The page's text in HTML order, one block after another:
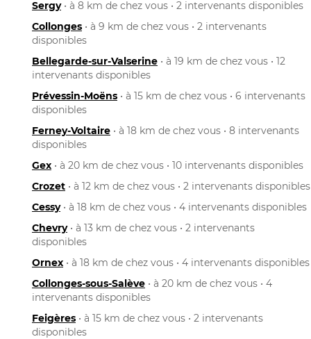
Sergy• à 8 km de chez vous • 2 intervenants disponibles
Collonges • à 9 km de chez vous • 2 intervenants
disponibles
Bellegarde-sur-Valserine • à 19 km de chez vous • 12
intervenants disponibles
Prévessin-Moëns • à 15 km de chez vous • 6 intervenants
disponibles
Ferney-Voltaire • à 18 km de chez vous • 8 intervenants
disponibles
Gex • à 20 km de chez vous • 10 intervenants disponibles
Crozet • à 12 km de chez vous • 2 intervenants disponibles
Cessy• à 18 km de chez vous • 4 intervenants disponibles
Chevry• à 13 km de chez vous • 2 intervenants
disponibles
Ornex • à 18 km de chez vous • 4 intervenants disponibles
Collonges-sous-Salève • à 20 km de chez vous • 4
intervenants disponibles
Feigères • à 15 km de chez vous • 2 intervenants
disponibles